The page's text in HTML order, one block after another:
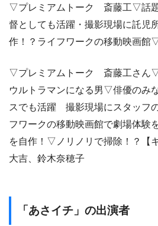
▽プレミアムトーク 斎藤工▽話
督としても活躍・撮影現場に託児
作！？ライフワークの移動映画館
▽プレミアムトーク 斎藤工さん▽
ウルトラマンになる男▽俳優のみ
スでも活躍 撮影現場にスタッフ
フワークの移動映画館で劇場体
を自作！▽ノリノリで掃除！？【
大吉、鈴木奈穂子
「あさイチ」の出演者